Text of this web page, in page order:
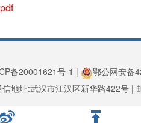
备20001621号-1 |
鄂公网安备
地址:武汉市江汉区新华路422号 |